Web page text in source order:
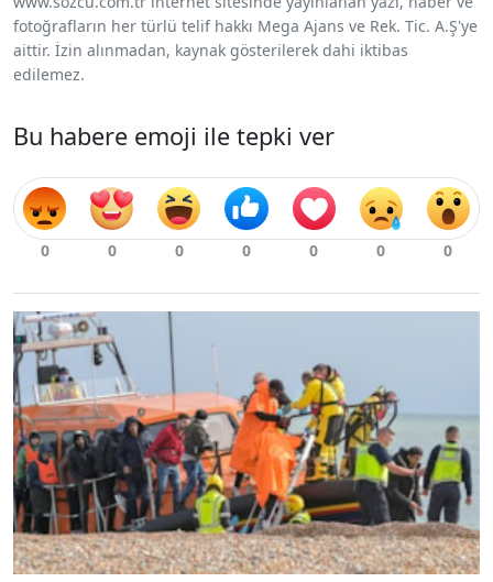
fotoğrafların her türlü telif hakkı Mega Ajans ve Rek. Tic. A.Ş'ye
aittir. İzin alınmadan, kaynak gösterilerek dahi iktibas
edilemez.
Bu habere emoji ile tepki ver